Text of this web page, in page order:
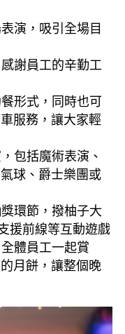
演，吸引全場目
謝員工的辛勤工
形式，同時也可
服務，讓大家輕
包括魔術表演、
球、爵士樂團或
環節，撥柚子大
援前線等互動遊戲
體員工一起賞
月餅，讓整個晚